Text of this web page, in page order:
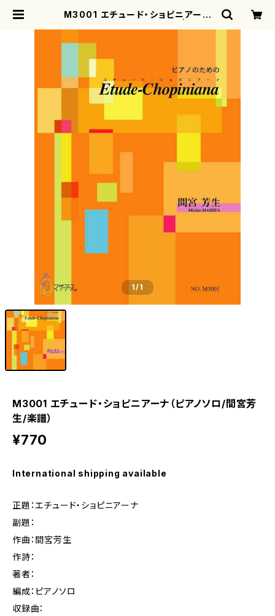
M3001 エチュード・ショピニアーナ
1/1
M3001 エチュード・ショピニアーナ（ピアノソロ/間宮芳
生/楽譜）
¥770
International shipping available
正題：エチュード・ショピニアーナ
副題：
作曲：間宮芳生
作詩：
著者：
編成：ピアノソロ
収録曲：